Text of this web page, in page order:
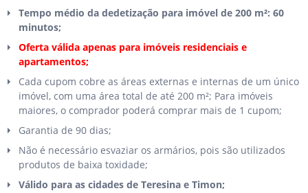
Tempo médio da dedetização para imóvel de 200 m²: 60
minutos;
Oferta válida apenas para imóveis residenciais e
apartamentos;
Cada cupom cobre as áreas externas e internas de um único
imóvel, com uma área total de até 200 m²; Para imóveis
maiores, o comprador poderá comprar mais de 1 cupom;
Garantia de 90 dias;
Não é necessário esvaziar os armários, pois são utilizados
produtos de baixa toxidade;
Válido para as cidades de Teresina e Timon;